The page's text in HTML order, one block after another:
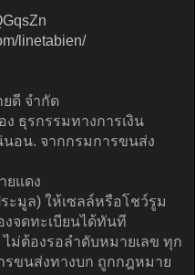
linetabien/
ดี จำกัด
ธุรกรรมทางการเงิน
นอน. จากกรมการขนส่ง
ยแดง
ะมูล) ให้เซลล์หรือโชว์รูม
งจดทะเบียนได้ทันที
ม่ต้องรอลำดับหมายเลข ทุก
รขนส่งทางบก ถูกกฎหมาย